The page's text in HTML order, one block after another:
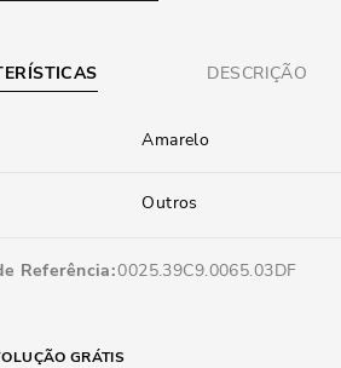
DESCRIÇÃO
Amarelo
Outros
Referência 0025.39C9.0065.03DF
GRÁTIS